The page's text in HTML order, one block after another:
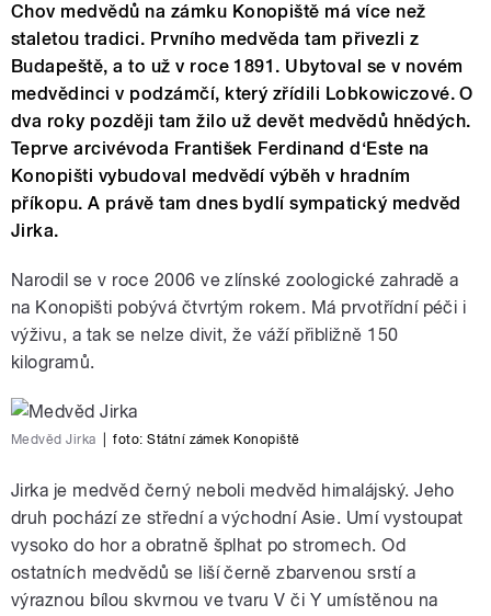
Chov medvědů na zámku Konopiště má více než
staletou tradici. Prvního medvěda tam přivezli z
Budapeště, a to už v roce 1891. Ubytoval se v novém
medvědinci v podzámčí, který zřídili Lobkowiczové. O
dva roky později tam žilo už devět medvědů hnědých.
Teprve arcivévoda František Ferdinand d‘Este na
Konopišti vybudoval medvědí výběh v hradním
příkopu. A právě tam dnes bydlí sympatický medvěd
Jirka.
Narodil se v roce 2006 ve zlínské zoologické zahradě a
na Konopišti pobývá čtvrtým rokem. Má prvotřídní péči i
výživu, a tak se nelze divit, že váží přibližně 150
kilogramů.
Medvěd Jirka foto:Státní zámek Konopiště
Jirka je medvěd černý neboli medvěd himalájský. Jeho
druh pochází ze střední a východní Asie. Umí vystoupat
vysoko do hor a obratně šplhat po stromech. Od
ostatních medvědů se liší černě zbarvenou srstí a
výraznou bílou skvrnou ve tvaru V či Y umístěnou na